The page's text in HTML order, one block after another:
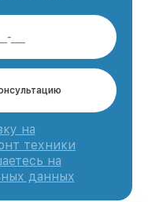
на
техники
на
данных